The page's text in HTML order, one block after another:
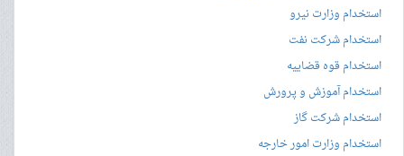
استخدام وزارت نیرو
استخدام شرکت نفت
استخدام قوه قضاییه
استخدام آموزش و پرورش
استخدام شرکت گاز
استخدام وزارت امور خارجه